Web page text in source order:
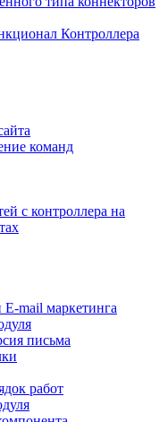
Контроллера
команд
с контроллера на
mail маркетинга
письма
работ